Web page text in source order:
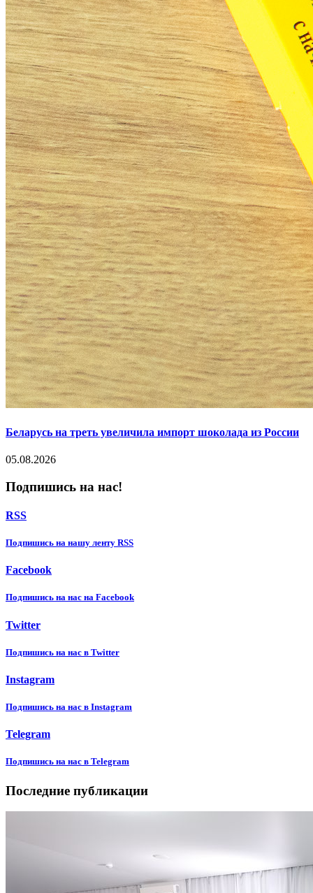
Беларусь на треть увеличила импорт шоколада из России
05.08.2026
Подпишись на нас!
RSS
Подпишиcь на нашу ленту RSS
Facebook
Подпишиcь на нас на Facebook
Twitter
Подпишиcь на нас в Twitter
Instagram
Подпишиcь на нас в Instagram
Telegram
Подпишиcь на нас в Telegram
Последние публикации